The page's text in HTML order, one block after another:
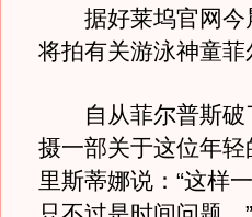
据好莱坞官网今晨
将拍有关游泳神童菲
自从菲尔普斯破
摄一部关于这位年
里斯蒂娜说：“这样